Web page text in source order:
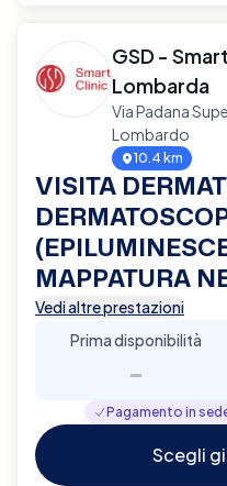
GSD -
Lombarda
Via Padana
Lombardo
10.4 km
VISITA
MAPPATURA
Vedi altre prestazioni
Prima disponibilità
-
Pagamento in
Scegli